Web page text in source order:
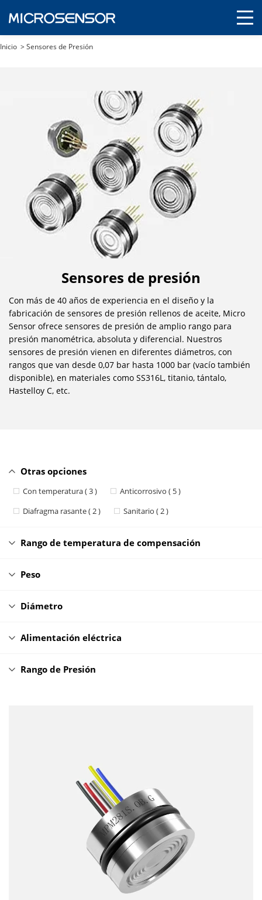
Inicio >Sensores de Presión
Sensores de presión
Con más de 40 años de experiencia en el diseño y la
fabricación de sensores de presión rellenos de aceite, Micro
Sensor ofrece sensores de presión de amplio rango para
presión manométrica, absoluta y diferencial. Nuestros
sensores de presión vienen en diferentes diámetros, con
rangos que van desde 0,07 bar hasta 1000 bar (vacío también
disponible), en materiales como SS316L, titanio, tántalo,
Hastelloy C, etc.
Otras opciones
Con temperatura ( 3 )
Anticorrosivo ( 5 )
Diafragma rasante ( 2 )
Sanitario ( 2 )
Rango de temperatura de compensación
Peso
Diámetro
Alimentación eléctrica
Rango de Presión